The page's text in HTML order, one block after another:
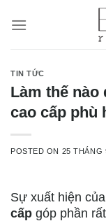
TIN TỨC
Làm thế nào
cao cấp phù
POSTED ON 25 THÁNG
Sự xuất hiện
cấp góp phần